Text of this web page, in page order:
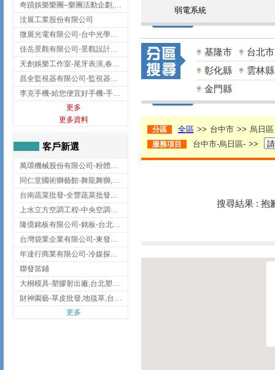
奇蹟娛樂樂團–樂團活動企劃,台中樂團表演,台中婚禮樂團
汶展工業股份有限公司
微展光電有限公司-台中光學鍍膜,optical filter taiwan,台灣光學鍍膜
佳岳景觀有限公司-景觀設計公司,台北景觀設計,台北景觀工程,中山區景觀設計
天創娛樂工作室-尾牙表演,春酒表演,板橋尾牙表演
昌全監視器有限公司-監視器安裝,高雄監視器安裝,鳳山區監視器安裝
李克手機-給您便宜好手機-手機收購,屏東手機收購
更多
更多資料
客戶新選
萬環機械股份有限公司-粉體塗裝設備,輸送機,輸送機設備,台南輸送機
同仁堂國術獅藝館-舞龍舞獅,台中舞龍舞獅
台南蔬菜批發-全豐蔬菜批發專送/台南蔬菜箱宅配到府
上水立方空調工程-中央空調規劃,台北中央空調規劃
隆億銘板有限公司-銘板-台北銘板-板橋銘板
台灣袋業企業有限公司-東發企業社/台中太空袋/太空包
年達行商業有限公司-冷媒探漏儀,壓力錶組,真空泵浦,台北冷凍空調材料
聯發當鋪
大桐模具-塑膠射出廠,台北塑膠射出廠
財神園藝-草皮批發,地毯草,台北草,彰化地毯草,彰化台北草
更多
弱電系統
基隆市
台北市
彰化縣
雲林縣
金門縣
分區 全區 >> 台中市 >> 烏日區
服務項目 台中市-烏日區- >>
搜尋結果 : 抱